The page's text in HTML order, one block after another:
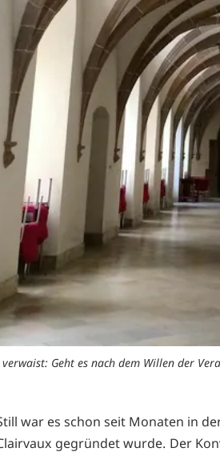
Geht es nach dem Willen der
war es schon seit Monaten in
gegründet wurde. Der